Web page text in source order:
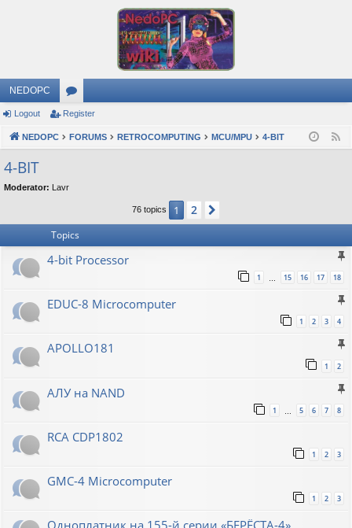
NEDOPC
or
u
s
Logout Register
NEDOPC FORUMS RETROCOMPUTING MCU/MPU 4-BIT
4-BIT
Moderator: Lavr
76 topics 1 2
Topics
4-bit Processor
1 … 15 16 17 18
EDUC-8 Microcomputer
1 2 3 4
APOLLO181
1 2
АЛУ на NAND
1 5 6 7 8
RCA CDP1802
1 2 3
GMC-4 Microcomputer
1 2 3
Одноплатник на 155-й серии «БЕРЁСТА-4»